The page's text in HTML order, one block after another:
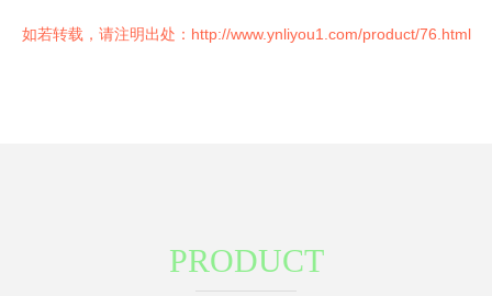
如若转载，请注明出处：http://www.ynliyou1.com/product/76.html
PRODUCT